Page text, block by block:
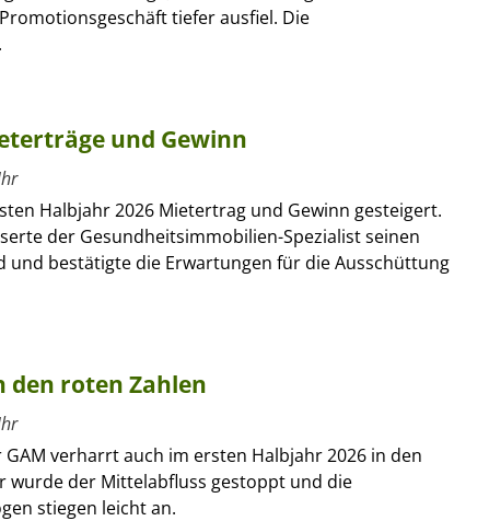
tiefer ausfiel. Die
und Gewinn
Halbjahr 2026 Mietertrag und Gewinn gesteigert.
der Gesundheitsimmobilien-Spezialist seinen
und bestätigte die Erwartungen für die Ausschüttung
den roten Zahlen
GAM verharrt auch im ersten Halbjahr 2026 in den
wurde der Mittelabfluss gestoppt und die
stiegen leicht an.